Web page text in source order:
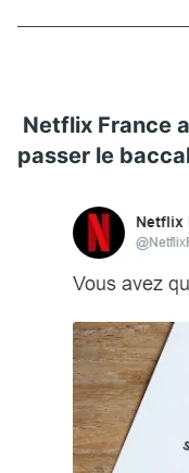
Netflix France
passer le